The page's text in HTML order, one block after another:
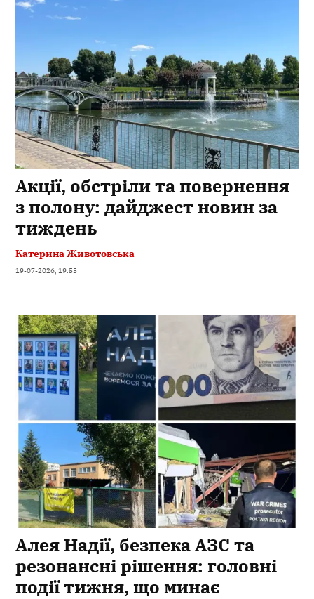
Акції, обстріли та повернення
з полону: дайджест новин за
тиждень
Катерина Животовська
19-07-2026, 19:55
Алея Надії, безпека АЗС та
резонансні рішення: головні
події тижня, що минає